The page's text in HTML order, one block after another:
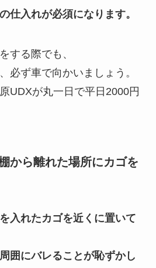
仕入れが必須になります。
する際でも、
必ず車で向かいましょう。
UDXが丸一日で平日2000円
から離れた場所にカゴを
入れたカゴを近くに置いて
囲にバレることが恥ずかし